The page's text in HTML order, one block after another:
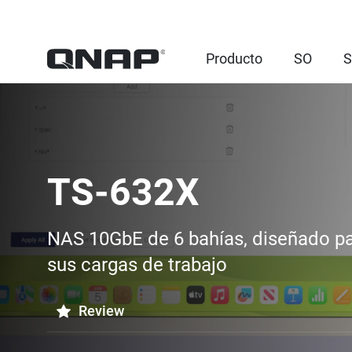
Producto SO
TS-632X
NAS 10GbE de 6 bahías, diseñado
sus cargas de trabajo
Review